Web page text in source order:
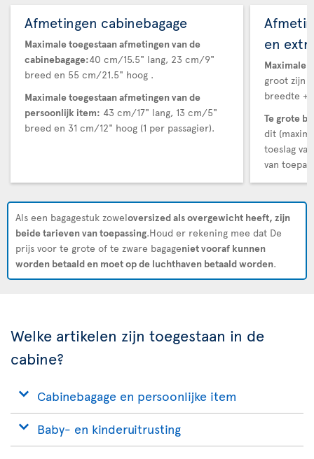
Afmetingen cabinebagage
Maximale toegestaan afmetingen van de
cabinebagage:40 cm/15.5" lang, 23 cm/9"
breed en 55 cm/21.5" hoog .
Maximale toegestaan afmetingen van de
persoonlijk item: 43 cm/17" lang, 13 cm/5"
breed en 31 cm/12" hoog (1 per passagier).
en
Maximale
groot zijn
breedte +
Te grote
dit
toeslag
van
Als een bagagestuk zoweloversized als overgewicht heeft, zijn
beide tarieven van toepassing.Houd er rekening mee dat De
prijs voor te grote of te zware bagageniet vooraf kunnen
worden betaald en moet op de luchthaven betaald worden.
Welke artikelen zijn toegestaan in de
cabine?
Cabinebagage en persoonlijke item
Baby- en kinderuitrusting